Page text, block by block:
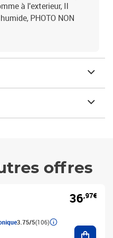
à l'exterieur, Il
PHOTO NON
offres
3.75/5(106)
36,97€